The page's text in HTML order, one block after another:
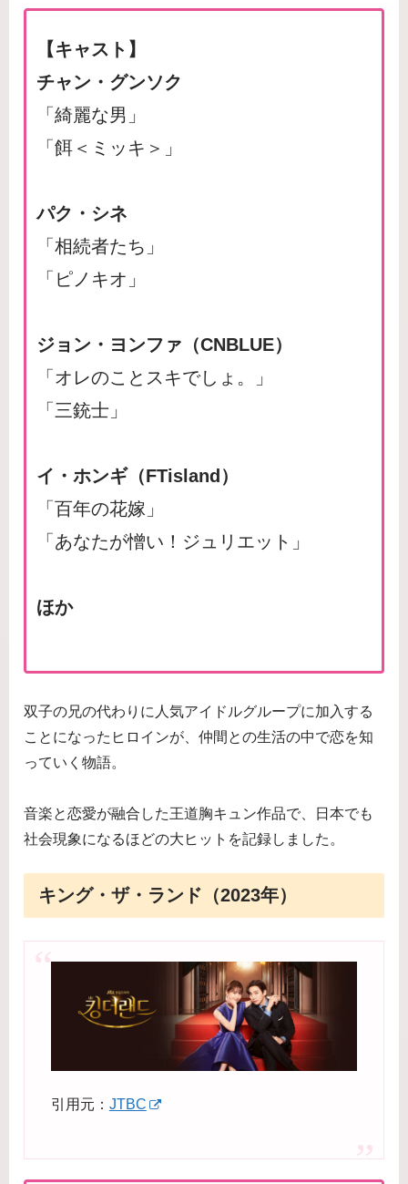
【キャスト】
チャン・グンソク
「綺麗な男」
「餌＜ミッキ＞」
パク・シネ
「相続者たち」
「ピノキオ」
ジョン・ヨンファ（CNBLUE）
「オレのことスキでしょ。」
「三銃士」
イ・ホンギ（FTisland）
「百年の花嫁」
「あなたが憎い！ジュリエット」
ほか
双子の兄の代わりに人気アイドルグループに加入する
ことになったヒロインが、仲間との生活の中で恋を知
っていく物語。
音楽と恋愛が融合した王道胸キュン作品で、日本でも
社会現象になるほどの大ヒットを記録しました。
キング・ザ・ランド（2023年）
引用元： JTBC